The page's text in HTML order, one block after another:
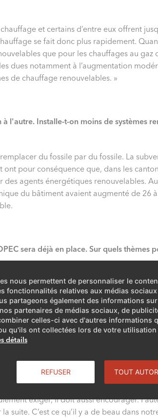
nous permettent de personnaliser le
fonctionnalités relatives aux médias
partageons également des informations
partenaires de médias sociaux, de
celles-ci avec d'autres informations
qu'ils ont collectées lors de votre utilisation
détails
REFUSER TOUT
et certains d’entre eux offrent
se fait donc plus rapidement.
que pour les chauffages au gaz
dues notamment à l’augmentation
de chauffage renouvelables. »
l'autre. Installe-t-on moins de systèmes
remplacer du fossile par du fossile. La
ont pour conséquence que, dans les
des agents énergétiques renouvelables.
du bâtiment avaient augmenté de 26
sera déjà en place. Sur quels thèmes
léger durcissement des exigences devra
les immeubles actuels, devra
bâtiments F et G. Troisièmement, nous
de chaleur passeront de l’énergie
jusqu’à maintenant aux nouvelles
nouveau MOPEC?
surgissent à la suite d’une révision
exiger, il doit aussi encourager.
suite. C’est ce qu’il y a de beau dans